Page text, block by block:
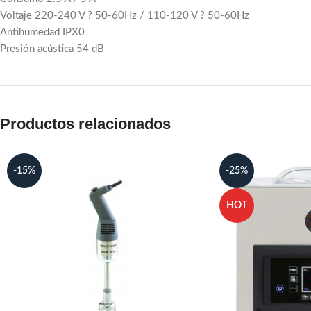
Voltaje 220-240 V ? 50-60Hz / 110-120 V ? 50-60Hz
Antihumedad IPX0
Presión acústica 54 dB
Productos relacionados
-15% -25%
HOT